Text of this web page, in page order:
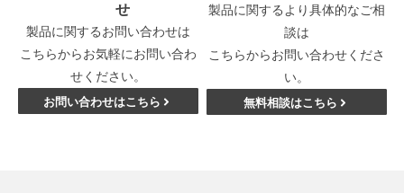
せ
製品に関するお問い合わせは
こちらからお気軽にお問い合わ
せください。
お問い合わせはこちら
製品に関するより具体的なご相
談は
こちらからお問い合わせくださ
い。
無料相談はこちら